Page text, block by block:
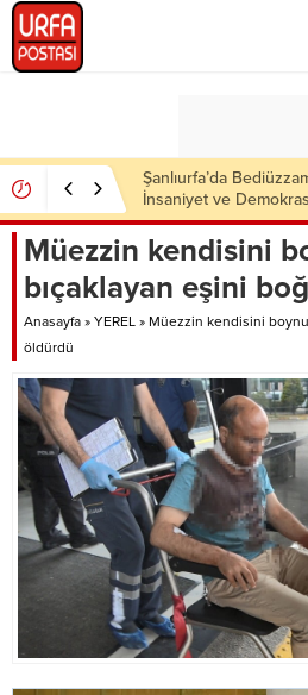
Şanlıurfa’da çok
Müezzin kendisini
bıçaklayan eşini
Anasayfa » YEREL » Müezzin kendisini
öldürdü